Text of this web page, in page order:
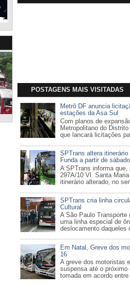
POSTAGENS MAIS VISITADAS
Metrô DF anuncia
estações da Asa Sul
Com planos de
Metropolitano do
que lancará licitações
SPTrans altera
Funda a partir de
A SPTrans informa que,
297A/10 Vl. Santa
itinerário alterado, no
SPTrans cria linha
Cultural
A São Paulo Transporte
uma linha especial de
deslocamento daqueles
Em Natal, Greve dos
16
A greve dos motoristas
suspensa até o próximo
tomada em acordo